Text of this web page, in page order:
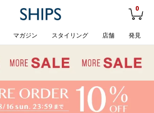
0
マガジン スタイリング 店舗 発見